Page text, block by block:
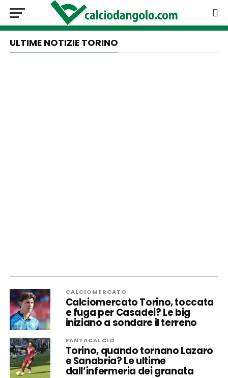
ULTIME NOTIZIE TORINO
CALCIOMERCATO
Calciomercato Torino, toccata
e fuga per Casadei? Le big
iniziano a sondare il terreno
FANTACALCIO
Torino, quando tornano Lazaro
e Sanabria? Le ultime
dall’infermeria dei granata